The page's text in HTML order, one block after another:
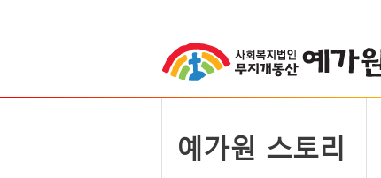
예가원 스토리